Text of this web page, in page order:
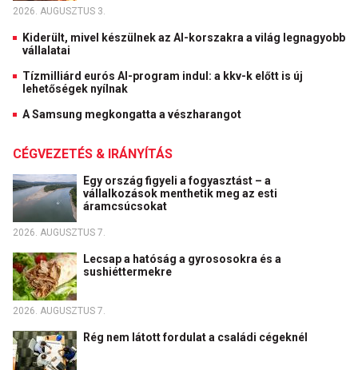
2026. AUGUSZTUS 3.
Kiderült, mivel készülnek az AI-korszakra a világ legnagyobb
vállalatai
Tízmilliárd eurós AI-program indul: a kkv-k előtt is új
lehetőségek nyílnak
A Samsung megkongatta a vészharangot
CÉGVEZETÉS & IRÁNYÍTÁS
Egy ország figyeli a fogyasztást – a
vállalkozások menthetik meg az esti
áramcsúcsokat
2026. AUGUSZTUS 7.
Lecsap a hatóság a gyrososokra és a
sushiéttermekre
2026. AUGUSZTUS 7.
Rég nem látott fordulat a családi cégeknél